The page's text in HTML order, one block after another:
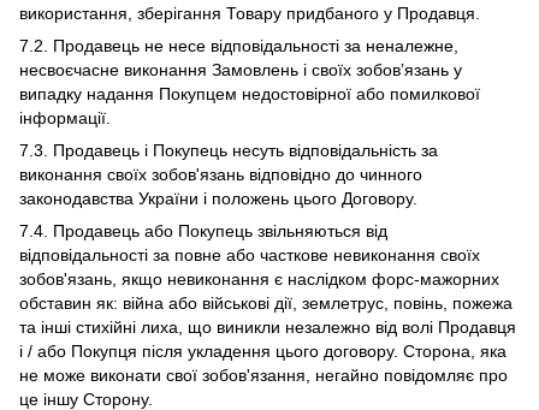
використання, зберігання Товару придбаного у Продавця.
7.2. Продавець не несе відповідальності за неналежне,
несвоєчасне виконання Замовлень і своїх зобов’язань у
випадку надання Покупцем недостовірної або помилкової
інформації.
7.3. Продавець і Покупець несуть відповідальність за
виконання своїх зобов'язань відповідно до чинного
законодавства України і положень цього Договору.
7.4. Продавець або Покупець звільняються від
відповідальності за повне або часткове невиконання своїх
зобов'язань, якщо невиконання є наслідком форс-мажорних
обставин як: війна або військові дії, землетрус, повінь, пожежа
та інші стихійні лиха, що виникли незалежно від волі Продавця
і / або Покупця після укладення цього договору. Сторона, яка
не може виконати свої зобов'язання, негайно повідомляє про
це іншу Сторону.